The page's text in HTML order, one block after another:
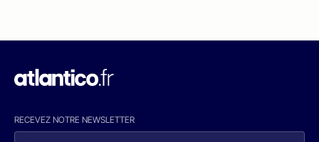
RECEVEZ NOTRE NEWSLETTER